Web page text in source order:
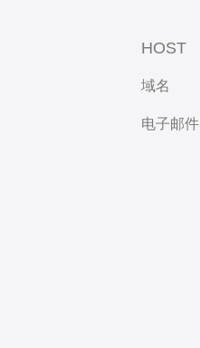
HOST
域名
电子邮件